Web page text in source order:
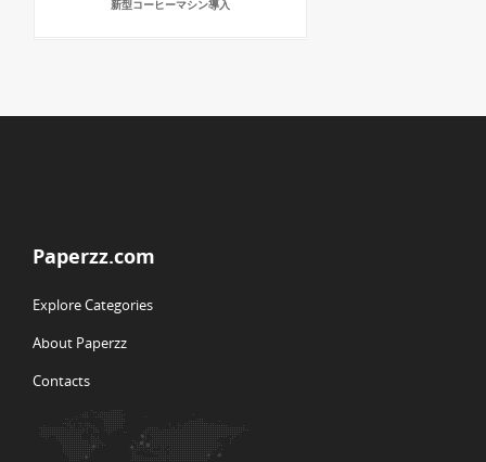
新型コーヒーマシン導入
Paperzz.com
Explore Categories
About Paperzz
Contacts